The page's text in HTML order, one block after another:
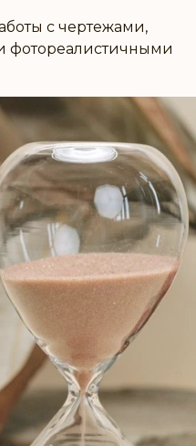
с чертежами,
фотореалистичными